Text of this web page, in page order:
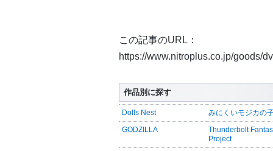
この記事のURL：
https://www.nitroplus.co.jp/goods/
作品別に探す
Dolls Nest みにくいモジカの
GODZILLA
Thunderbolt
Project